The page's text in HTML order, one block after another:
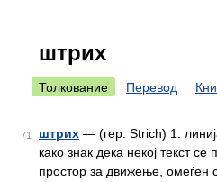
штрих
Толкование Перевод
71 штрих — (гер. Strich) 1.
како знак дека некој текст
простор за движење, омеѓен